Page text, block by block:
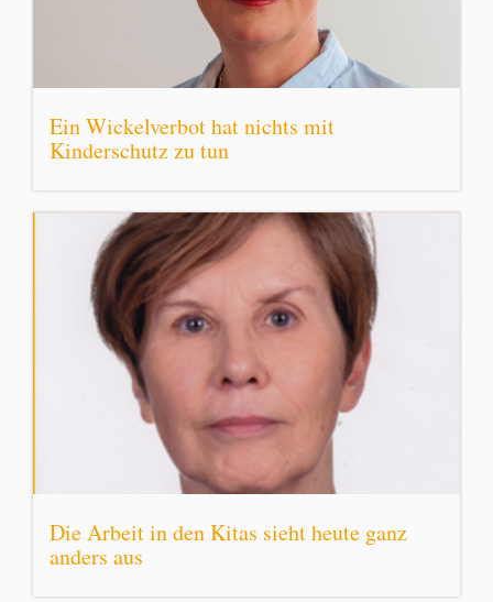
Ein Wickelverbot hat nichts mit
Kinderschutz zu tun
Die Arbeit in den Kitas sieht heute ganz
anders aus